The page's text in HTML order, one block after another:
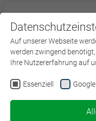
< Mit KI kompetent
Auf unserer Webseite
werden zwingend
Ihre Nutzererfahrung auf
Essenziell